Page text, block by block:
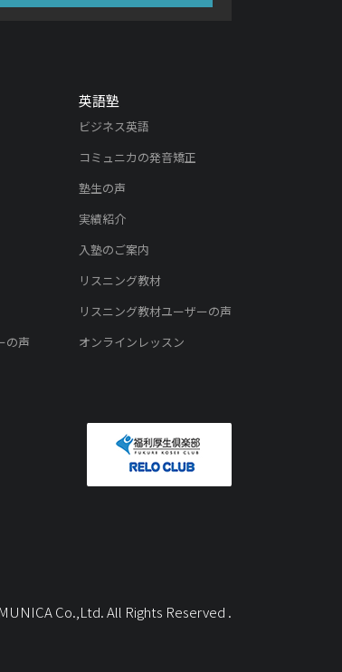
の声
英語塾
ビジネス英語
コミュニカの発音矯正
塾生の声
実績紹介
入塾のご案内
リスニング教材
リスニング教材ユーザーの声
オンラインレッスン
Co.,Ltd. All Rights Reserved .